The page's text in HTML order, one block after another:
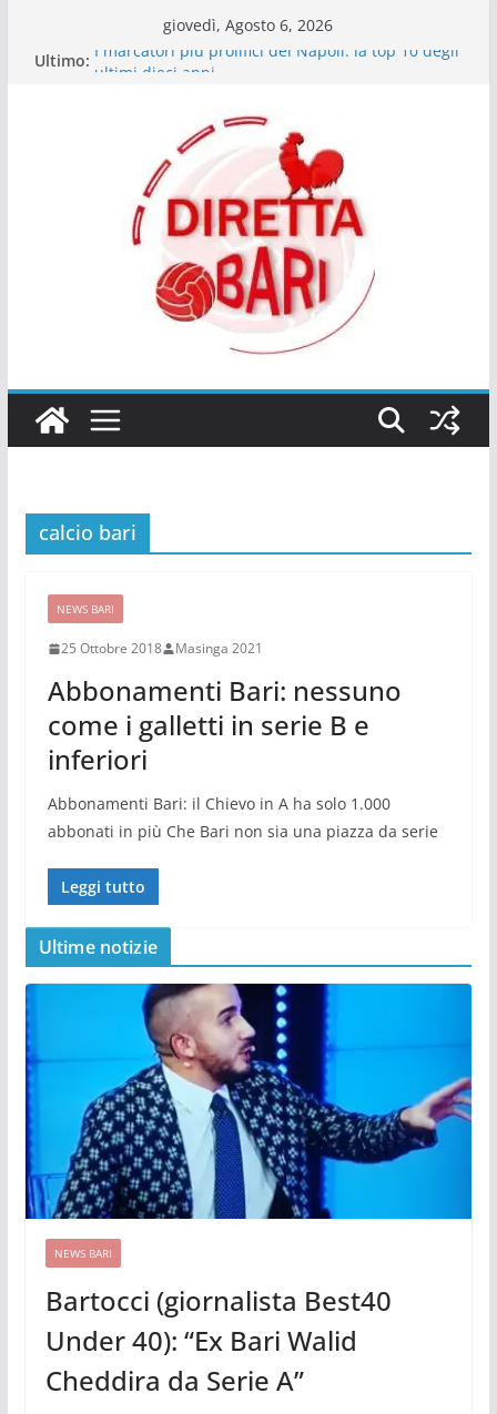
giovedì, Agosto 6, 2026
Ultimo: I marcatori più prolifici del Napoli: la top 10 degli
Walid Cheddira da Serie A”
Il Napoli delle certezze: quando il dominio è una
questione di mentalità
Le emozioni più contrastanti dei tifosi del Napoli
in match decisivi
Giocatori che dal Sud sono arrivati in alto: il
ponte tra Serie C e Serie A
calcio bari
NEWS BARI
25 Ottobre 2018 Masinga 2021
Abbonamenti Bari: nessuno
come i galletti in serie B e
inferiori
Abbonamenti Bari: il Chievo in A ha solo 1.000
abbonati in più Che Bari non sia una piazza da serie
Leggi tutto
Ultime notizie
NEWS BARI
Bartocci (giornalista Best40
Under 40): “Ex Bari Walid
Cheddira da Serie A”